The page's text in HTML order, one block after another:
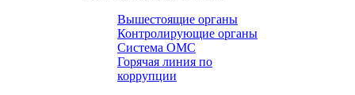
Вышестоящие органы
Контролирующие органы
Система ОМС
Горячая линия по
коррупции